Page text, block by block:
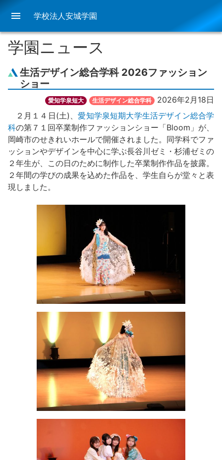
menu 学校法人安城学園
学園ニュース
生活デザイン総合学科 2026ファッション
ショー
愛知学泉短大 生活デザイン総合学科
2026年2月18日
２月１４日(土)、愛知学泉短期大学生活デザイン総合学
科の第７１回卒業制作ファッションショー「Bloom」が、
岡崎市のせきれいホールで開催されました。同学科でファ
ッションやデザインを中心に学ぶ長谷川ゼミ・杉浦ゼミの
２年生が、この日のために制作した卒業制作作品を披露。
２年間の学びの成果を込めた作品を、学生自らが堂々と表
現しました。